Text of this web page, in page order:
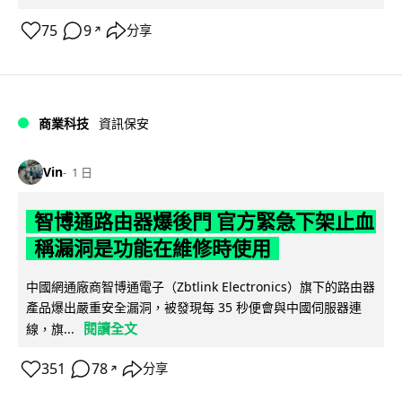
75 9 ↗ 分享
商業科技 資訊保安
Vin 1 日
智博通路由器爆後門 官方緊急下架止血
稱漏洞是功能在維修時使用
中國網通廠商智博通電子（Zbtlink Electronics）旗下的路由器
產品爆出嚴重安全漏洞，被發現每 35 秒便會與中國伺服器連
線，旗...
閱讀全文
351 78 ↗ 分享